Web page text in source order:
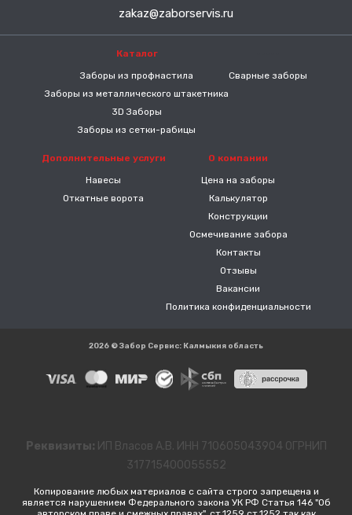
zakaz@zaborservis.ru
Каталог
Заборы из профнастила
Заборы из металлического штакетника
3D Заборы
Заборы из сетки-рабицы
Сварные заборы
Дополнительные услуги
Навесы
Откатные ворота
О компании
Цена на заборы
Калькулятор
Конструкции
Осмечивание забора
Контакты
Отзывы
Вакансии
Политика конфиденциальности
2026 © Забор Сервис: Калмыкия область
Реквизиты: ИП Власов А.В. ИНН 710605043904 ОГРНИП
317715400055552
Копирование любых материалов с сайта строго запрещена и
является нарушением Федерального закона УК РФ Статья 146 "Об